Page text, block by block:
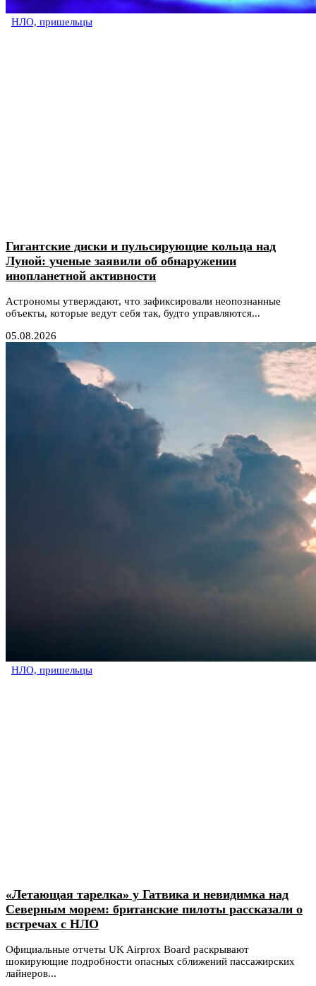
НЛО, пришельцы
Гигантские диски и пульсирующие кольца над
Луной: ученые заявили об обнаружении
инопланетной активности
Астрономы утверждают, что зафиксировали неопознанные
объекты, которые ведут себя так, будто управляются...
05.08.2026
НЛО, пришельцы
«Летающая тарелка» у Гатвика и невидимка над
Северным морем: британские пилоты рассказали о
встречах с НЛО
Официальные отчеты UK Airprox Board раскрывают
шокирующие подробности опасных сближений пассажирских
лайнеров...